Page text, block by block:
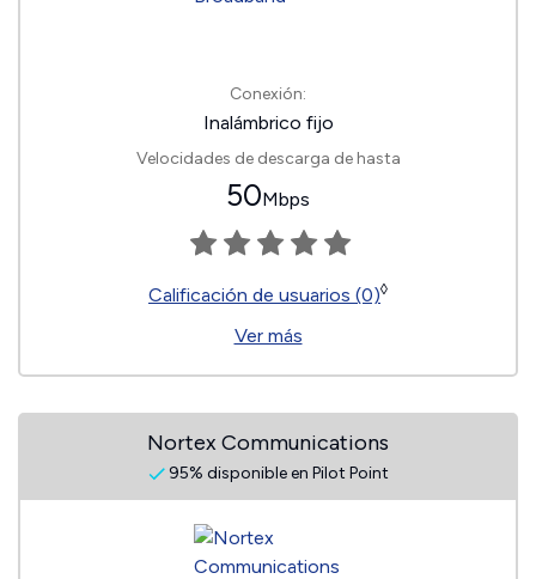
Conexión:
Inalámbrico fijo
Velocidades de descarga de hasta
50Mbps
Calificación de usuarios (0)◊
Ver más
Nortex Communications
95% disponible en Pilot Point